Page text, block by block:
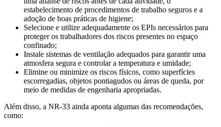
estabelecimento de procedimentos de trabalho seguros e a
adoção de boas práticas de higiene;
Selecione e utilize adequadamente os EPIs necessários para
proteger os trabalhadores dos riscos presentes no espaço
confinado;
Instale sistemas de ventilação adequados para garantir uma
atmosfera segura e controlar a temperatura e umidade;
Elimine ou minimize os riscos físicos, como superfícies
escorregadias, objetos pontiagudos ou áreas de queda, por
meio de medidas de engenharia apropriadas.
Além disso, a NR-33 ainda aponta algumas das recomendações,
como: